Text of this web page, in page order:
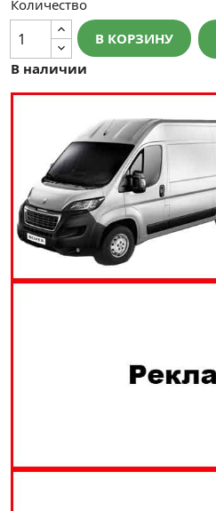
Количество
В КОРЗИНУ
В наличии